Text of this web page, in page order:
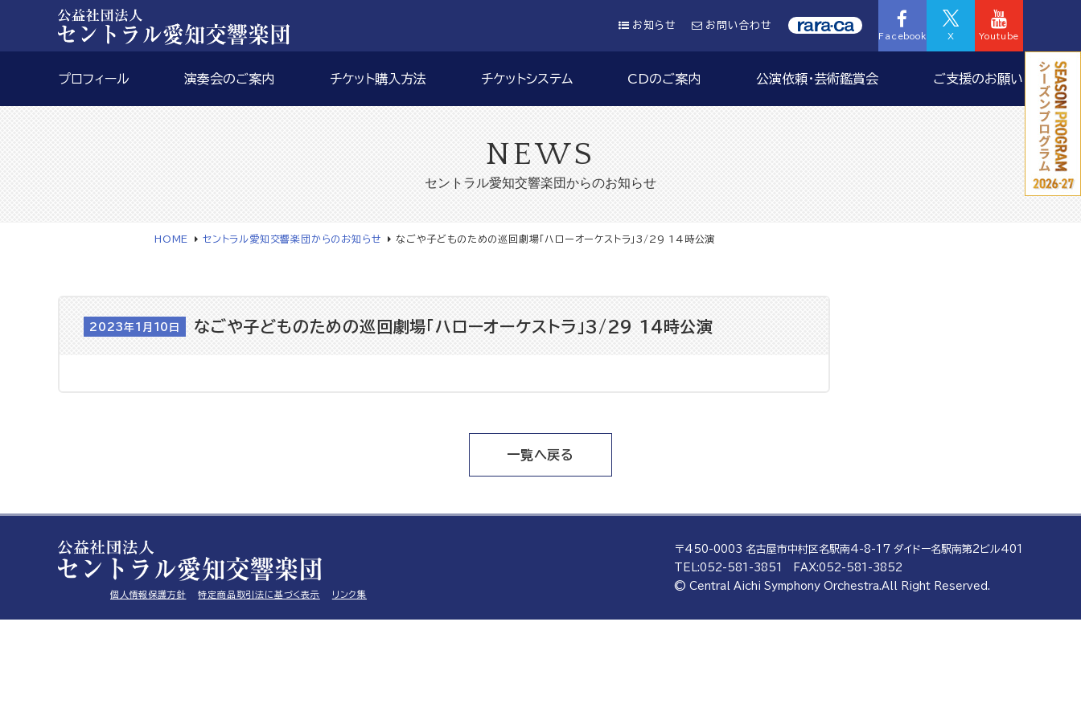
お知らせ お問い合わせ
Facebook X Youtube
プロフィール 演奏会のご案内 チケット購入方法 チケットシステム CDのご案内 公演依頼・芸術鑑賞会 ご支援のお願い
NEWS
セントラル愛知交響楽団からのお知らせ
HOME セントラル愛知交響楽団からのお知らせ なごや子どものための巡回劇場「ハローオーケストラ」3/29 14時公演
2023年1月10日 なごや子どものための巡回劇場「ハローオーケストラ」3/29 14時公演
一覧へ戻る
個人情報保護方針 特定商品取引法に基づく表示 リンク集
〒450-0003 名古屋市中村区名駅南4-8-17 ダイドー名駅南第2ビル401
TEL:052-581-3851
FAX:052-581-3852
© Central Aichi Symphony Orchestra.All Right Reserved.